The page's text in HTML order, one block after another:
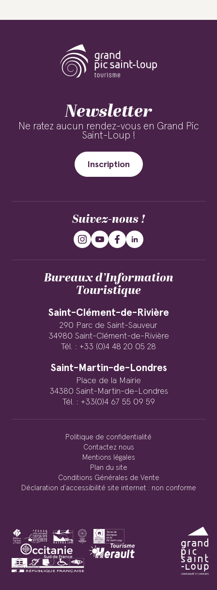
Newsletter
Ne ratez aucun rendez-vous en Grand Pic
Saint-Loup !
Inscription
Suivez-nous !
Bureaux d’Information
Touristique
Saint-Clément-de-Rivière
290 Parc de Saint-Sauveur
34980 Saint-Clément-de-Rivière
Tél. : +33 (0)4 48 20 05 28
Saint-Martin-de-Londres
Place de la Mairie
34380 Saint-Martin-de-Londres
Tél. : +33(0)4 67 55 09 59
Politique de confidentialité
Contactez nous
Mentions légales
Plan du site
Conditions Générales de Vente
Déclaration d’accessibilité site internet : non conforme